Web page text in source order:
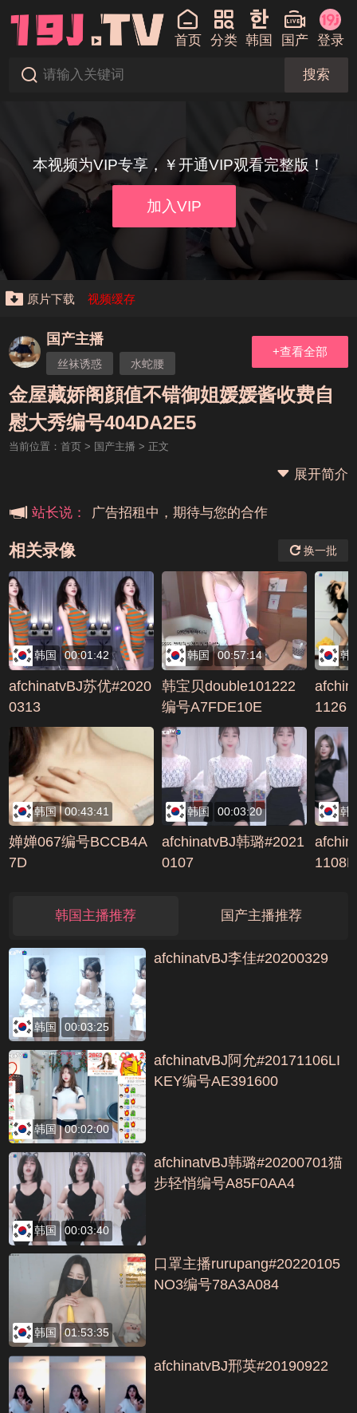
首页 分类 韩国 国产 登录
搜索
本视频为VIP专享，￥开通VIP观看完整版！
加入VIP
原片下载 视频缓存
国产主播
丝袜诱惑
水蛇腰
情趣内衣
少妇
自慰
+查看全部
金屋藏娇阁顔值不错御姐媛媛酱收费自
慰大秀编号404DA2E5
当前位置： 首页> 国产主播 > 正文
展开简介
站长说：
本站大事件(19j网站发展历程)
广告招租中，期待与您的合作
相关录像 换一批
韩国 00:01:42
afchinatvBJ苏优#2020
0313
韩国 00:57:14
韩宝贝double101222
编号A7FDE10E
韩
1126
韩国 00:43:41
婵婵067编号BCCB4A
7D
韩国 00:03:20
afchinatvBJ韩璐#2021
0107
韩
韩国主播推荐 国产主播推荐
韩国 00:03:25
afchinatvBJ李佳#20200329
韩国 00:02:00
afchinatvBJ阿允#20171106LI
KEY编号AE391600
韩国 00:03:40
afchinatvBJ韩璐#20200701猫
步轻悄编号A85F0AA4
韩国 01:53:35
口罩主播rurupang#20220105
NO3编号78A3A084
afchinatvBJ邢英#20190922